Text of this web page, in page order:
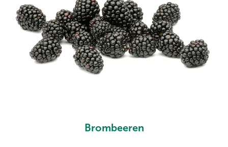
Brombeeren